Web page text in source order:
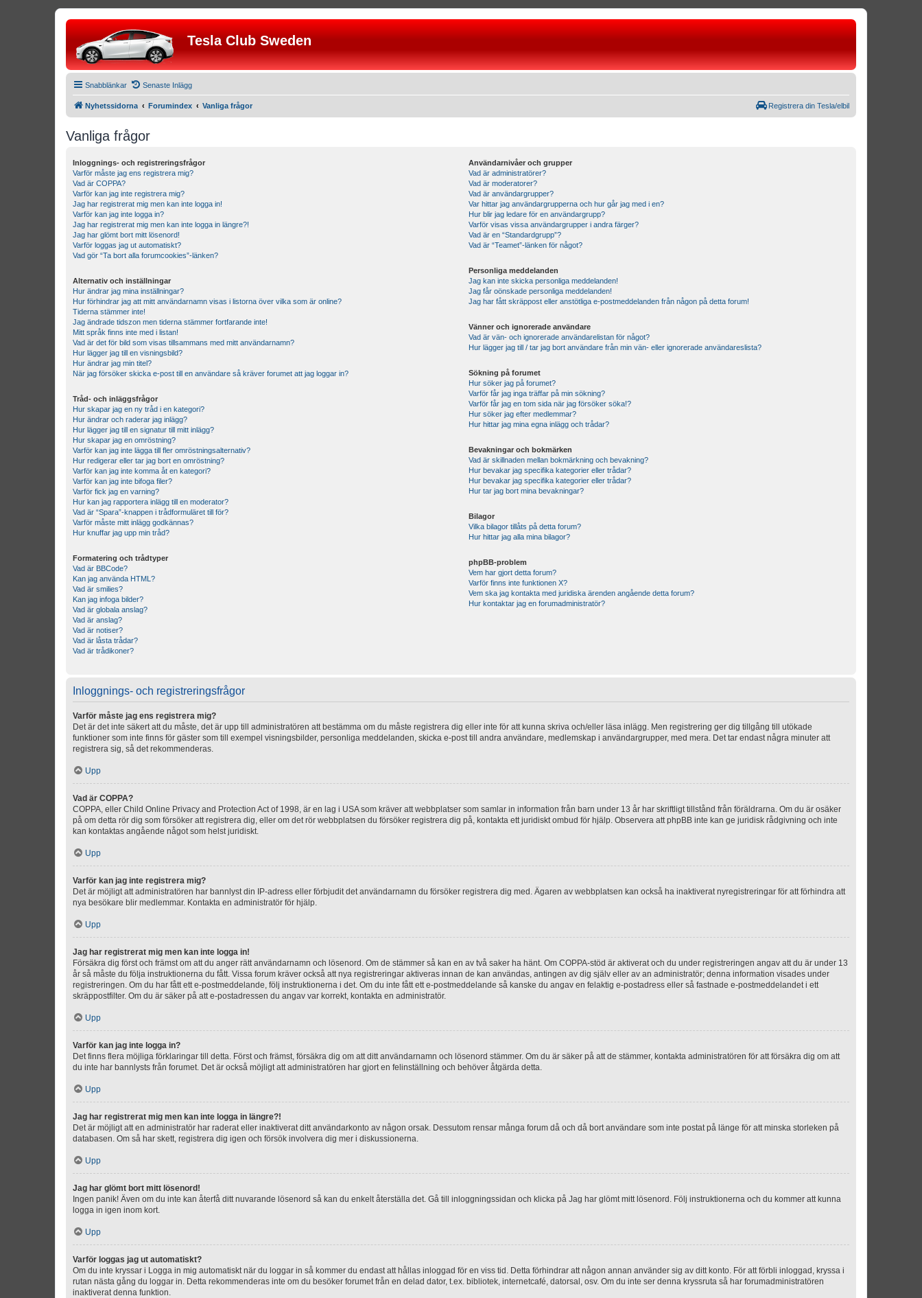
Tesla Club Sweden
Snabblänkar Senaste Inlägg
Nyhetssidorna Forumindex Vanliga frågor Registrera din Tesla/elbil
Vanliga frågor
Inloggnings- och registreringsfrågor
Varför måste jag ens registrera mig?
Vad är COPPA?
Varför kan jag inte registrera mig?
Jag har registrerat mig men kan inte logga in!
Varför kan jag inte logga in?
Jag har registrerat mig men kan inte logga in längre?!
Jag har glömt bort mitt lösenord!
Varför loggas jag ut automatiskt?
Vad gör “Ta bort alla forumcookies”-länken?
Alternativ och inställningar
Hur ändrar jag mina inställningar?
Hur förhindrar jag att mitt användarnamn visas i listorna över vilka som är online?
Tiderna stämmer inte!
Jag ändrade tidszon men tiderna stämmer fortfarande inte!
Mitt språk finns inte med i listan!
Vad är det för bild som visas tillsammans med mitt användarnamn?
Hur lägger jag till en visningsbild?
Hur ändrar jag min titel?
När jag försöker skicka e-post till en användare så kräver forumet att jag loggar in?
Tråd- och inläggsfrågor
Hur skapar jag en ny tråd i en kategori?
Hur ändrar och raderar jag inlägg?
Hur lägger jag till en signatur till mitt inlägg?
Hur skapar jag en omröstning?
Varför kan jag inte lägga till fler omröstningsalternativ?
Hur redigerar eller tar jag bort en omröstning?
Varför kan jag inte komma åt en kategori?
Varför kan jag inte bifoga filer?
Varför fick jag en varning?
Hur kan jag rapportera inlägg till en moderator?
Vad är “Spara”-knappen i trådformuläret till för?
Varför måste mitt inlägg godkännas?
Hur knuffar jag upp min tråd?
Formatering och trådtyper
Vad är BBCode?
Kan jag använda HTML?
Vad är smilies?
Kan jag infoga bilder?
Vad är globala anslag?
Vad är anslag?
Vad är notiser?
Vad är låsta trådar?
Vad är trådikoner?
Användarnivåer och grupper
Vad är administratörer?
Vad är moderatorer?
Vad är användargrupper?
Var hittar jag användargrupperna och hur går jag med i en?
Hur blir jag ledare för en användargrupp?
Varför visas vissa användargrupper i andra färger?
Vad är en “Standardgrupp”?
Vad är “Teamet”-länken för något?
Personliga meddelanden
Jag kan inte skicka personliga meddelanden!
Jag får oönskade personliga meddelanden!
Jag har fått skräppost eller anstötliga e-postmeddelanden från någon på detta forum!
Vänner och ignorerade användare
Vad är vän- och ignorerade användarelistan för något?
Hur lägger jag till / tar jag bort användare från min vän- eller ignorerade användareslista?
Sökning på forumet
Hur söker jag på forumet?
Varför får jag inga träffar på min sökning?
Varför får jag en tom sida när jag försöker söka!?
Hur söker jag efter medlemmar?
Hur hittar jag mina egna inlägg och trådar?
Bevakningar och bokmärken
Vad är skillnaden mellan bokmärkning och bevakning?
Hur bevakar jag specifika kategorier eller trådar?
Hur bevakar jag specifika kategorier eller trådar?
Hur tar jag bort mina bevakningar?
Bilagor
Vilka bilagor tillåts på detta forum?
Hur hittar jag alla mina bilagor?
phpBB-problem
Vem har gjort detta forum?
Varför finns inte funktionen X?
Vem ska jag kontakta med juridiska ärenden angående detta forum?
Hur kontaktar jag en forumadministratör?
Inloggnings- och registreringsfrågor
Varför måste jag ens registrera mig?
Det är det inte säkert att du måste, det är upp till administratören att bestämma om du måste registrera dig eller inte för att kunna skriva och/eller läsa inlägg. Men registrering ger dig tillgång till utökade
funktioner som inte finns för gäster som till exempel visningsbilder, personliga meddelanden, skicka e-post till andra användare, medlemskap i användargrupper, med mera. Det tar endast några minuter att
registrera sig, så det rekommenderas.
Upp
Vad är COPPA?
COPPA, eller Child Online Privacy and Protection Act of 1998, är en lag i USA som kräver att webbplatser som samlar in information från barn under 13 år har skriftligt tillstånd från föräldrarna. Om du är osäker
på om detta rör dig som försöker att registrera dig, eller om det rör webbplatsen du försöker registrera dig på, kontakta ett juridiskt ombud för hjälp. Observera att phpBB inte kan ge juridisk rådgivning och inte
kan kontaktas angående något som helst juridiskt.
Upp
Varför kan jag inte registrera mig?
Det är möjligt att administratören har bannlyst din IP-adress eller förbjudit det användarnamn du försöker registrera dig med. Ägaren av webbplatsen kan också ha inaktiverat nyregistreringar för att förhindra att
nya besökare blir medlemmar. Kontakta en administratör för hjälp.
Upp
Jag har registrerat mig men kan inte logga in!
Försäkra dig först och främst om att du anger rätt användarnamn och lösenord. Om de stämmer så kan en av två saker ha hänt. Om COPPA-stöd är aktiverat och du under registreringen angav att du är under 13
år så måste du följa instruktionerna du fått. Vissa forum kräver också att nya registreringar aktiveras innan de kan användas, antingen av dig själv eller av an administratör; denna information visades under
registreringen. Om du har fått ett e-postmeddelande, följ instruktionerna i det. Om du inte fått ett e-postmeddelande så kanske du angav en felaktig e-postadress eller så fastnade e-postmeddelandet i ett
skräppostfilter. Om du är säker på att e-postadressen du angav var korrekt, kontakta en administratör.
Upp
Varför kan jag inte logga in?
Det finns flera möjliga förklaringar till detta. Först och främst, försäkra dig om att ditt användarnamn och lösenord stämmer. Om du är säker på att de stämmer, kontakta administratören för att försäkra dig om att
du inte har bannlysts från forumet. Det är också möjligt att administratören har gjort en felinställning och behöver åtgärda detta.
Upp
Jag har registrerat mig men kan inte logga in längre?!
Det är möjligt att en administratör har raderat eller inaktiverat ditt användarkonto av någon orsak. Dessutom rensar många forum då och då bort användare som inte postat på länge för att minska storleken på
databasen. Om så har skett, registrera dig igen och försök involvera dig mer i diskussionerna.
Upp
Jag har glömt bort mitt lösenord!
Ingen panik! Även om du inte kan återfå ditt nuvarande lösenord så kan du enkelt återställa det. Gå till inloggningssidan och klicka på Jag har glömt mitt lösenord. Följ instruktionerna och du kommer att kunna
logga in igen inom kort.
Upp
Varför loggas jag ut automatiskt?
Om du inte kryssar i Logga in mig automatiskt när du loggar in så kommer du endast att hållas inloggad för en viss tid. Detta förhindrar att någon annan använder sig av ditt konto. För att förbli inloggad, kryssa i
rutan nästa gång du loggar in. Detta rekommenderas inte om du besöker forumet från en delad dator, t.ex. bibliotek, internetcafé, datorsal, osv. Om du inte ser denna kryssruta så har forumadministratören
inaktiverat denna funktion.